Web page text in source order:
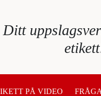
Ditt
PÅ VIDEO